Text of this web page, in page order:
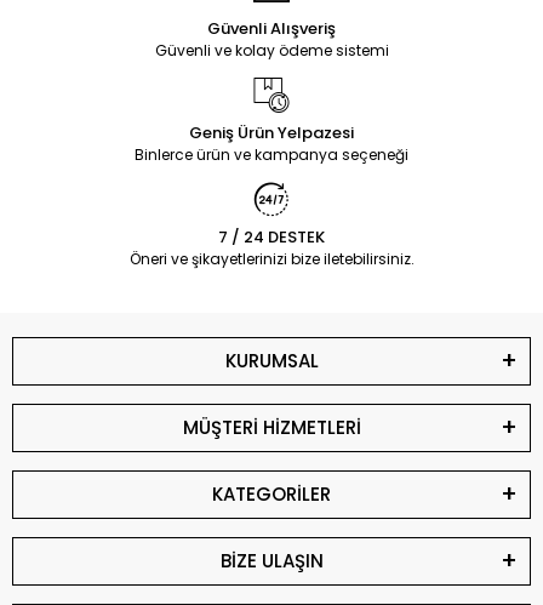
Güvenli Alışveriş
Güvenli ve kolay ödeme sistemi
Geniş Ürün Yelpazesi
Binlerce ürün ve kampanya seçeneği
7 / 24 DESTEK
Öneri ve şikayetlerinizi bize iletebilirsiniz.
KURUMSAL
MÜŞTERİ HİZMETLERİ
KATEGORİLER
BİZE ULAŞIN